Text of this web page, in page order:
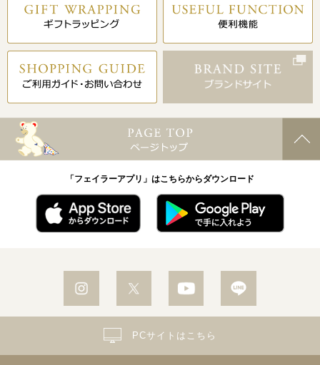
「フェイラーアプリ」はこちらからダウンロード
PCサイトはこちら